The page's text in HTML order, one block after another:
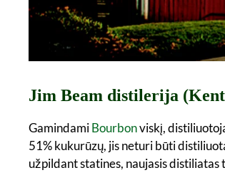
Jim Beam distilerija
GamindamiBourbonviskį,
51% kukurūzų, jis neturi būti
užpildant statines, naujasis